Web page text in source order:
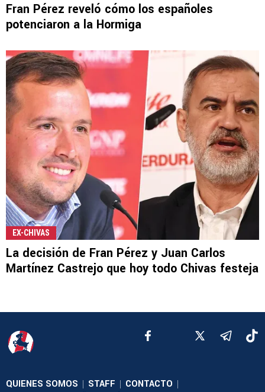
Fran Pérez reveló cómo los españoles
potenciaron a la Hormiga
EX-CHIVAS
La decisión de Fran Pérez y Juan Carlos
Martínez Castrejo que hoy todo Chivas festeja
QUIENES SOMOS STAFF CONTACTO